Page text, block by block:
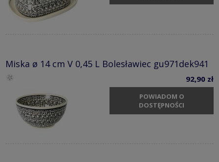
Miska ø 14 cm V 0,45 L Bolesławiec gu971dek941
92,90 zł
POWIADOM O
DOSTĘPNOŚCI